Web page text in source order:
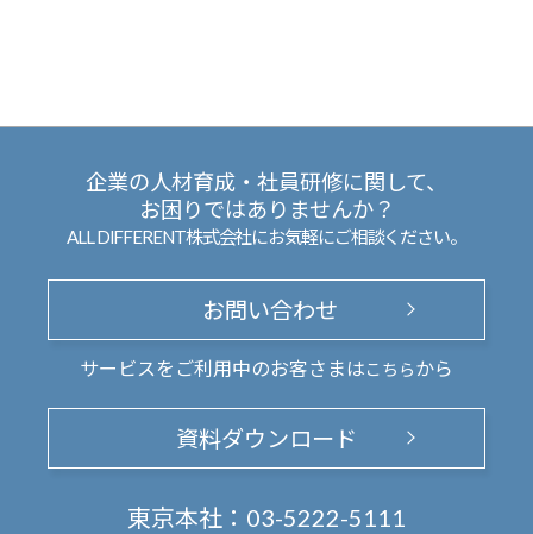
企業の人材育成・社員研修に関して、
お困りではありませんか？
ALL DIFFERENT株式会社にお気軽にご相談ください。
お問い合わせ
サービスをご利用中のお客さまはこちらから
資料ダウンロード
東京本社： 03-5222-5111